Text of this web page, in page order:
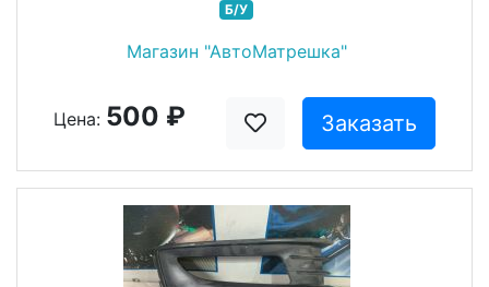
Б/У
Магазин "АвтоМатрешка"
Цена: 500 ₽ Заказать